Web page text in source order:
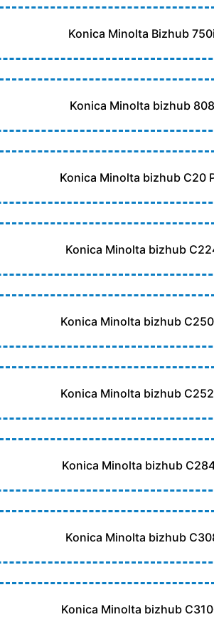
Konica Minolta Bizhub 750i
Konica Minolta bizhub 808
Konica Minolta bizhub C20
Konica Minolta bizhub
Konica Minolta bizhub
Konica Minolta bizhub
Konica Minolta bizhub
Konica Minolta bizhub
Konica Minolta bizhub